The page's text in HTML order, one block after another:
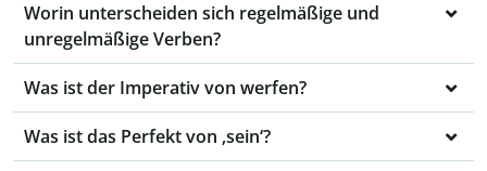
Worin unterscheiden sich regelmäßige und
unregelmäßige Verben?
Was ist der Imperativ von werfen?
Was ist das Perfekt von ‚sein‘?